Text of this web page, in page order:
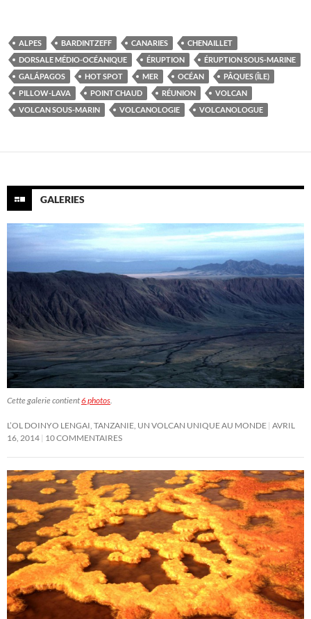
ALPES BARDINTZEFF CANARIES
CHENAILLET
DORSALE MÉDIO-OCÉANIQUE
ÉRUPTION
ÉRUPTION SOUS-MARINE
GALÁPAGOS
HOT SPOT MER OCÉAN
PÂQUES (ÎLE)
PILLOW-LAVA
POINT CHAUD RÉUNION
VOLCAN
VOLCAN SOUS-MARIN
VOLCANOLOGIE VOLCANOLOGUE
GALERIES
Cette galerie contient6 photos
L’OL DOINYO LENGAI, TANZANIE, UN VOLCAN UNIQUE AU MONDE AVRIL
16, 2014 10 COMMENTAIRES